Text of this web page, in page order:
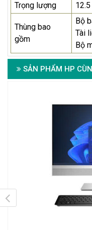
Trọng lượng
Thùng bao
gồm
Bộ
Tài
Bộ
SẢN PHẨM HP